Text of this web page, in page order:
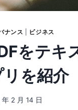
ナンス ビジネス
をテ
を紹介
2 月 14 日